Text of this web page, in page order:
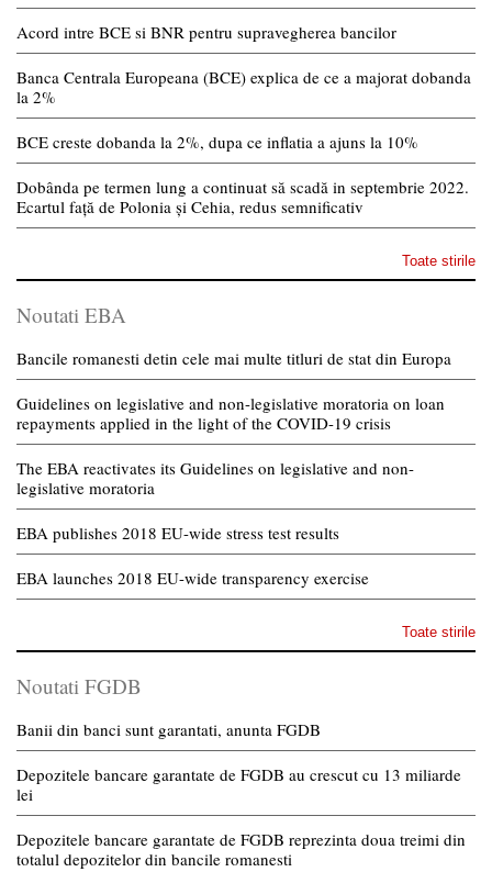
Acord intre BCE si BNR pentru supravegherea bancilor
Banca Centrala Europeana (BCE) explica de ce a majorat dobanda
la 2%
BCE creste dobanda la 2%, dupa ce inflatia a ajuns la 10%
Dobânda pe termen lung a continuat să scadă in septembrie 2022.
Ecartul față de Polonia și Cehia, redus semnificativ
Toate stirile
Noutati EBA
Bancile romanesti detin cele mai multe titluri de stat din Europa
Guidelines on legislative and non-legislative moratoria on loan
repayments applied in the light of the COVID-19 crisis
The EBA reactivates its Guidelines on legislative and non-
legislative moratoria
EBA publishes 2018 EU-wide stress test results
EBA launches 2018 EU-wide transparency exercise
Toate stirile
Noutati FGDB
Banii din banci sunt garantati, anunta FGDB
Depozitele bancare garantate de FGDB au crescut cu 13 miliarde
lei
Depozitele bancare garantate de FGDB reprezinta doua treimi din
totalul depozitelor din bancile romanesti